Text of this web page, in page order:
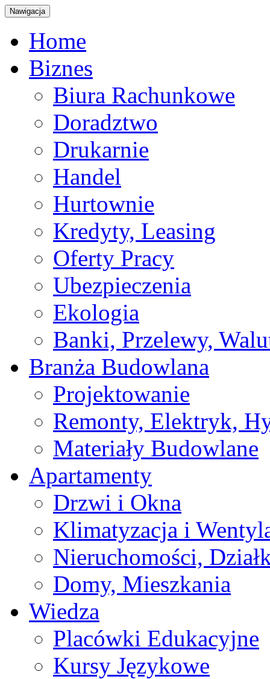
Nawigacja
Home
Biznes
Biura Rachunkowe
Doradztwo
Drukarnie
Handel
Hurtownie
Kredyty, Leasing
Oferty Pracy
Ubezpieczenia
Ekologia
Banki, Przelewy,
Branża Budowlana
Projektowanie
Remonty, Elektryk,
Materiały Budowlane
Apartamenty
Drzwi i Okna
Klimatyzacja i
Nieruchomości,
Domy, Mieszkania
Wiedza
Placówki Edukacyjne
Kursy Językowe